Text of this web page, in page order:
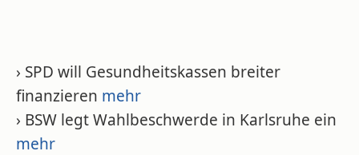
› SPD will Gesundheitskassen breiter
finanzieren mehr
› BSW legt Wahlbeschwerde in Karlsruhe ein
mehr